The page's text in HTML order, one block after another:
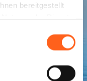
bereitgestellt
Feste und
der
Jahreszeiten
es zu